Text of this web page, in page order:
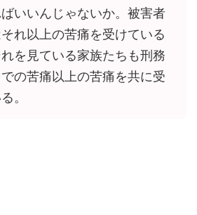
いいんじゃないか。被害者
れ以上の苦痛を受けている
れを見ている家族たちも刑務
の苦痛以上の苦痛を共に受
。